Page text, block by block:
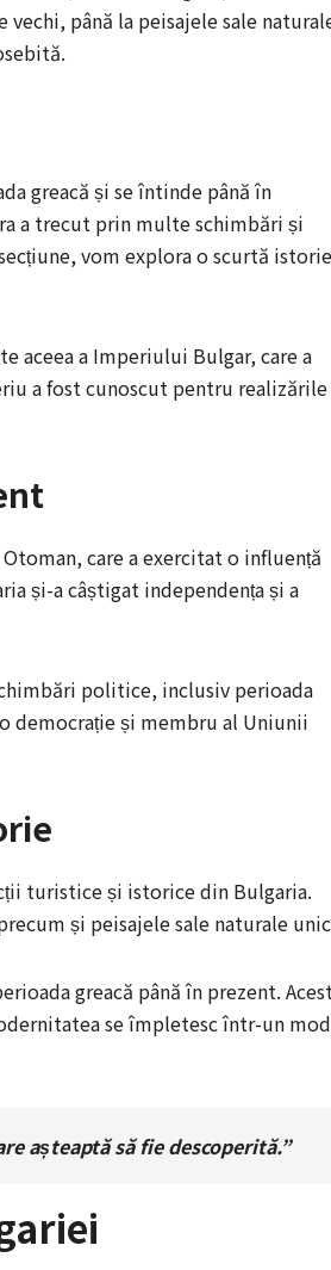
vechi, până la peisajele sale
greacă și se întinde până în
a trecut prin multe schimbări și
vom explora o scurtă
aceea a Imperiului Bulgar, care a
a fost cunoscut pentru realizările
care a exercitat o influență
și-a câștigat independența și a
politice, inclusiv perioada
democrație și membru al Uniunii
turistice și istorice din Bulgaria.
și peisajele sale naturale
greacă până în prezent.
se împletesc într-un mod
așteaptă să fie descoperită.”